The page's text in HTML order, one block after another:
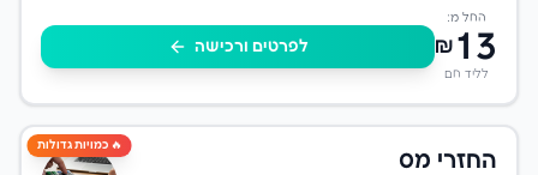
החל מ:
₪ 13
לליד חם
לפרטים ורכישה
החזרי מס
🔥 כמויות גדולות